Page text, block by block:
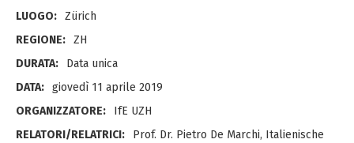
LUOGO: Zürich
REGIONE: ZH
DURATA:
Data unica
DATA: giovedì 11 aprile 2019
ORGANIZZATORE:
IfE UZH
RELATORI/RELATRICI:
Prof. Dr. Pietro De Marchi, Italienische